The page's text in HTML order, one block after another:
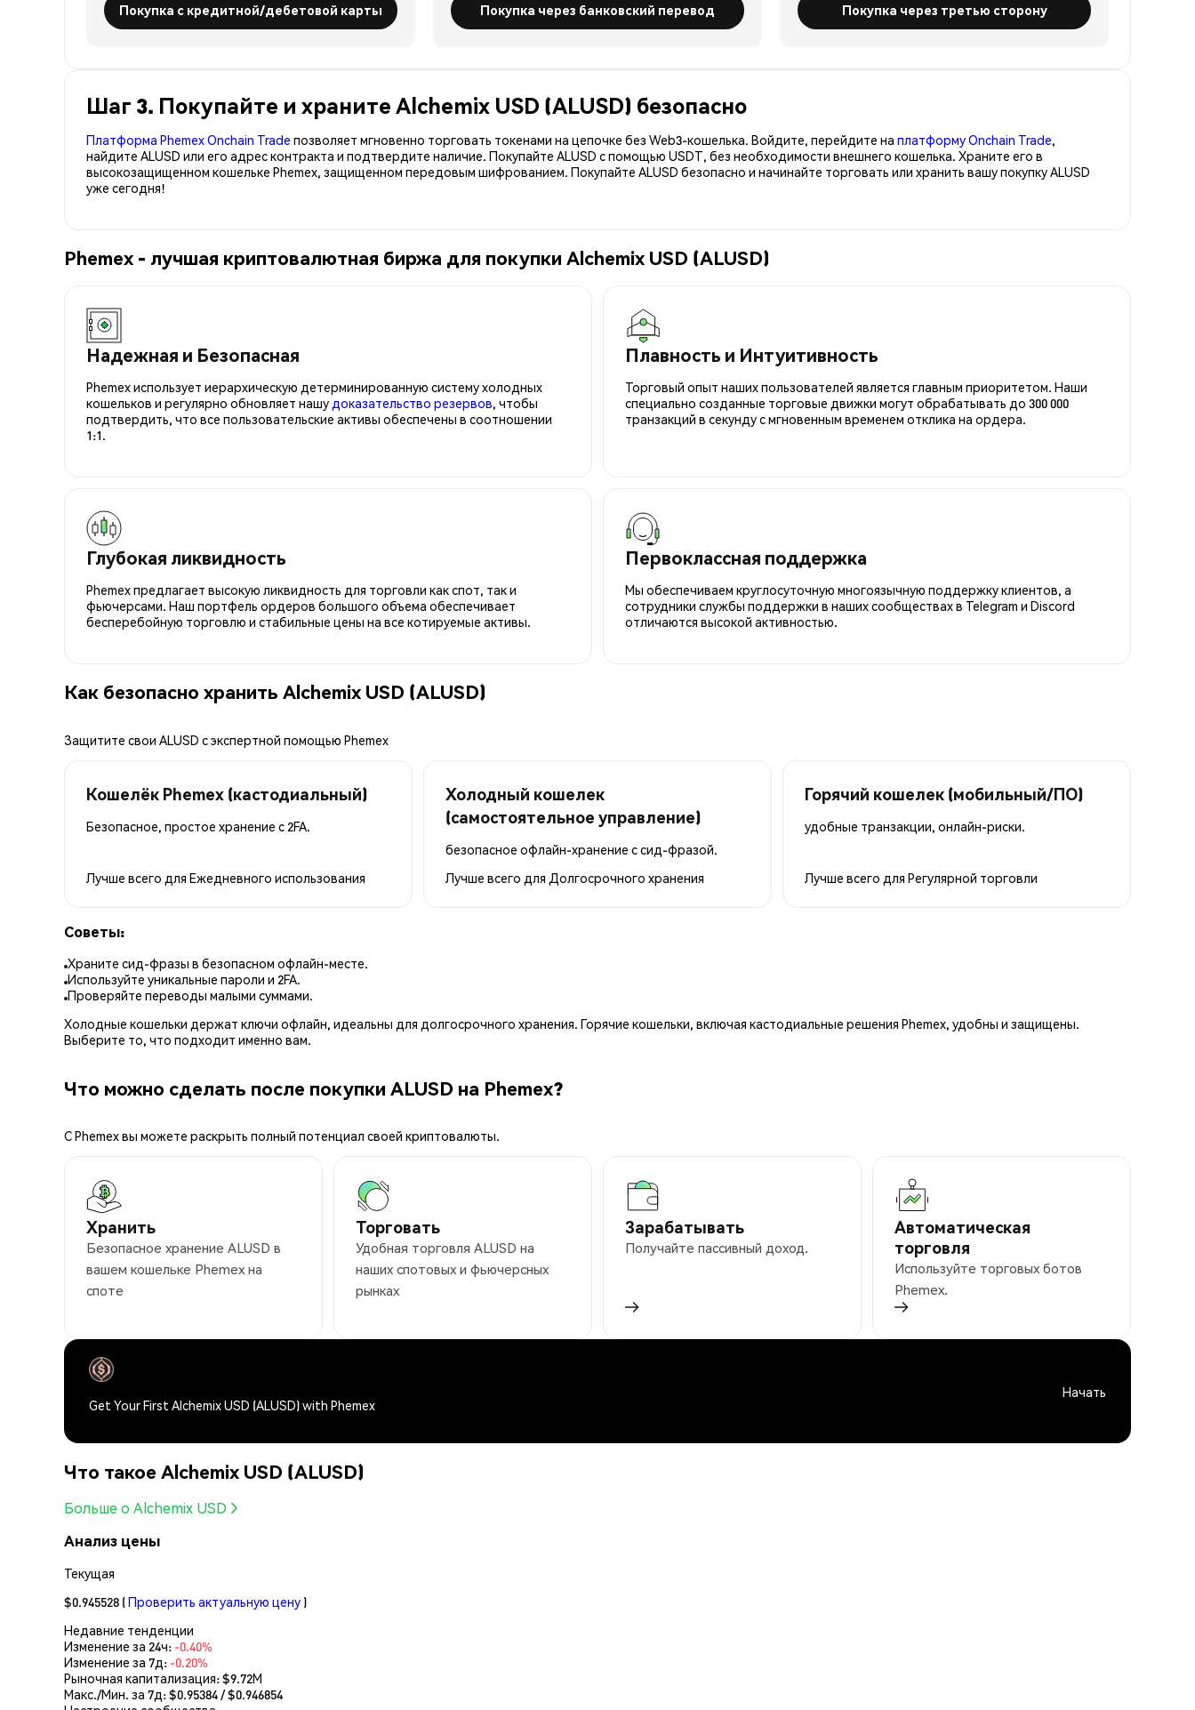
Покупка с кредитной/дебетовой карты Покупка через банковский перевод Покупка через третью сторону
Шаг 3. Покупайте и храните Alchemix USD (ALUSD) безопасно
Платформа Phemex Onchain Trade позволяет мгновенно торговать токенами на цепочке без Web3-кошелька. Войдите, перейдите на платформу Onchain Trade,
найдите ALUSD или его адрес контракта и подтвердите наличие. Покупайте ALUSD с помощью USDT, без необходимости внешнего кошелька. Храните его в
высокозащищенном кошельке Phemex, защищенном передовым шифрованием. Покупайте ALUSD безопасно и начинайте торговать или хранить вашу покупку ALUSD
уже сегодня!
Phemex - лучшая криптовалютная биржа для покупки Alchemix USD (ALUSD)
Надежная и Безопасная
Phemex использует иерархическую детерминированную систему холодных
кошельков и регулярно обновляет нашу доказательство резервов, чтобы
подтвердить, что все пользовательские активы обеспечены в соотношении
1:1.
Плавность и Интуитивность
Торговый опыт наших пользователей является главным приоритетом. Наши
специально созданные торговые движки могут обрабатывать до 300 000
транзакций в секунду с мгновенным временем отклика на ордера.
Глубокая ликвидность
Phemex предлагает высокую ликвидность для торговли как спот, так и
фьючерсами. Наш портфель ордеров большого объема обеспечивает
бесперебойную торговлю и стабильные цены на все котируемые активы.
Первоклассная поддержка
Мы обеспечиваем круглосуточную многоязычную поддержку клиентов, а
сотрудники службы поддержки в наших сообществах в Telegram и Discord
отличаются высокой активностью.
Как безопасно хранить Alchemix USD (ALUSD)
Защитите свои ALUSD с экспертной помощью Phemex
Кошелёк Phemex (кастодиальный)
Безопасное, простое хранение с 2FA.
Лучше всего для Ежедневного использования
Холодный кошелек
(самостоятельное управление)
безопасное офлайн-хранение с сид-фразой.
Лучше всего для Долгосрочного хранения
Горячий кошелек (мобильный/ПО)
удобные транзакции, онлайн-риски.
Лучше всего для Регулярной торговли
Советы:
Храните сид-фразы в безопасном офлайн-месте.
Используйте уникальные пароли и 2FA.
Проверяйте переводы малыми суммами.
Холодные кошельки держат ключи офлайн, идеальны для долгосрочного хранения. Горячие кошельки, включая кастодиальные решения Phemex, удобны и защищены.
Выберите то, что подходит именно вам.
Что можно сделать после покупки ALUSD на Phemex?
С Phemex вы можете раскрыть полный потенциал своей криптовалюты.
Хранить
Безопасное хранение ALUSD в
вашем кошельке Phemex на
споте
Торговать
Удобная торговля ALUSD на
наших спотовых и фьючерсных
рынках
Зарабатывать
Получайте пассивный доход.
Автоматическая
торговля
Используйте торговых ботов
Phemex.
Get Your First Alchemix USD (ALUSD) with Phemex
Начать
Что такое Alchemix USD (ALUSD)
Больше о Alchemix USD
Анализ цены
Текущая
$0.945528 (Проверить актуальную цену )
Недавние тенденции
Изменение за 24ч: -0.40%
Изменение за 7д: -0.20%
Рыночная капитализация:$9.72M
Макс./Мин. за 7д: $0.95384/ $0.946854